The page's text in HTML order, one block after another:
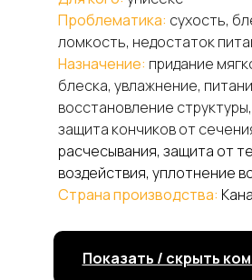
Проблематика: сухость,
ломкость, недостаток
Назначение: придание
блеска, увлажнение,
восстановление
защита кончиков от
расчесывания, защита от
воздействия, уплотнение
Страна производства:
При заказе от 5000
курьером по г. Санкт-
курьером по г. Санкт-
маслом Arganmidas,
Показать / скрыть